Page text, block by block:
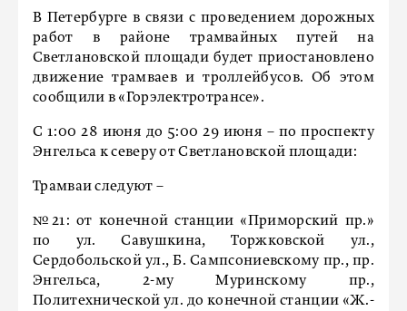
В Петербурге в связи с проведением дорожных
работ в районе трамвайных путей на
Светлановской площади будет приостановлено
движение трамваев и троллейбусов. Об этом
сообщили в «Горэлектротрансе».
С 1:00 28 июня до 5:00 29 июня – по проспекту
Энгельса к северу от Светлановской площади:
Трамваи следуют –
№21: от конечной станции «Приморский пр.»
по ул. Савушкина, Торжковской ул.,
Сердобольской ул., Б. Сампсониевскому пр., пр.
Энгельса, 2-му Муринскому пр.,
Политехнической ул. до конечной станции «Ж.-